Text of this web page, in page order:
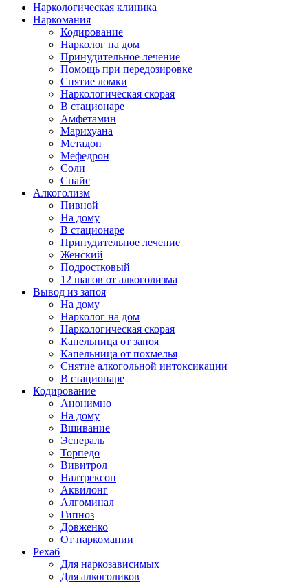
Наркологическая клиника
Наркомания
Кодирование
Нарколог на дом
Принудительное лечение
Помощь при передозировке
Снятие ломки
Наркологическая скорая
В стационаре
Амфетамин
Марихуана
Метадон
Мефедрон
Соли
Спайс
Алкоголизм
Пивной
На дому
В стационаре
Принудительное лечение
Женский
Подростковый
12 шагов от алкоголизма
Вывод из запоя
На дому
Нарколог на дом
Наркологическая скорая
Капельница от запоя
Капельница от похмелья
Снятие алкогольной интоксикации
В стационаре
Кодирование
Анонимно
На дому
Вшивание
Эспераль
Торпедо
Вивитрол
Налтрексон
Аквилонг
Алгоминал
Гипноз
Довженко
От наркомании
Рехаб
Для наркозависимых
Для алкоголиков